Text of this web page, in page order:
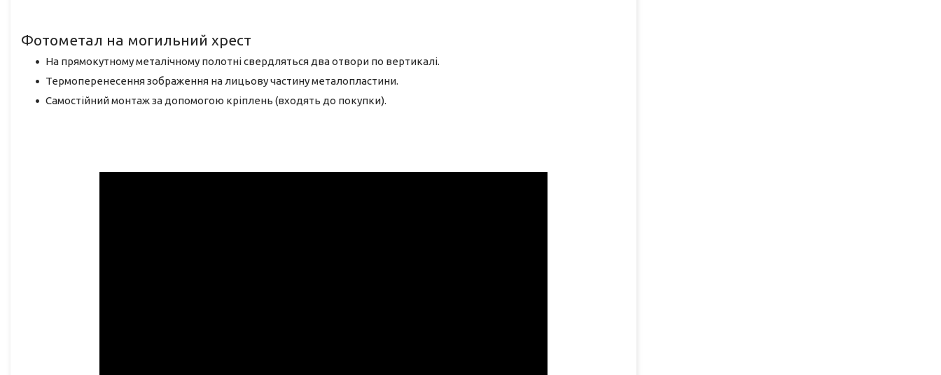
Фотометал на могильний хрест
На прямокутному металічному полотні свердляться два отвори по вертикалі.
Термоперенесення зображення на лицьову частину металопластини.
Самостійний монтаж за допомогою кріплень (входять до покупки).